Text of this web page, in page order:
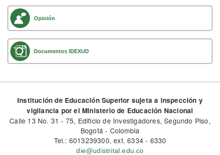
Opinión
Documentos IDEXUD
Institución de Educación Superior sujeta a inspección y
vigilancia por el Ministerio de Educación Nacional
Calle 13 No. 31 - 75, Edificio de Investigadores, Segundo Piso,
Bogotá - Colombia
Tel.: 6013239300, ext. 6334 - 6330
die@udistrital.edu.co